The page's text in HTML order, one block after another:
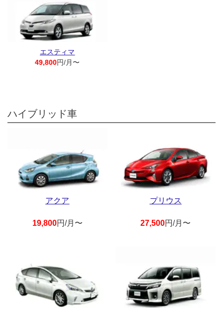
エスティマ
49,800円/月〜
ハイブリッド車
アクア
19,800円/月〜
プリウス
27,500円/月〜